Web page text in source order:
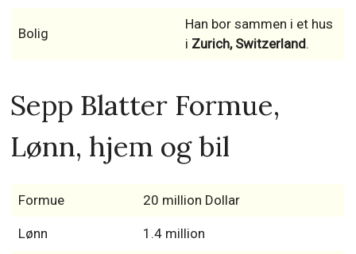
Bolig
Han bor sammen i et hus
i Zurich, Switzerland.
Sepp Blatter Formue,
Lønn, hjem og bil
Formue 20 million Dollar
Lønn 1.4 million